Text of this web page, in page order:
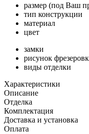
размер (под Ваш
тип конструкции
материал
цвет
замки
рисунок
виды отделки
Характеристики
Описание
Отделка
Комплектация
Доставка и установка
Оплата